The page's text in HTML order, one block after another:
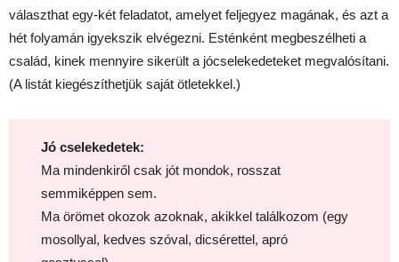
választhat egy-két feladatot, amelyet feljegyez magának, és azt a
hét folyamán igyekszik elvégezni. Esténként megbeszélheti a
család, kinek mennyire sikerült a jócselekedeteket megvalósítani.
(A listát kiegészíthetjük saját ötletekkel.)
Jó cselekedetek:
Ma mindenkiről csak jót mondok, rosszat
semmiképpen sem.
Ma örömet okozok azoknak, akikkel találkozom (egy
mosollyal, kedves szóval, dicsérettel, apró